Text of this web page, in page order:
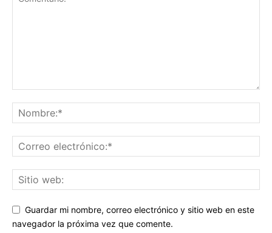
Guardar mi nombre, correo electrónico y sitio web en este
navegador la próxima vez que comente.